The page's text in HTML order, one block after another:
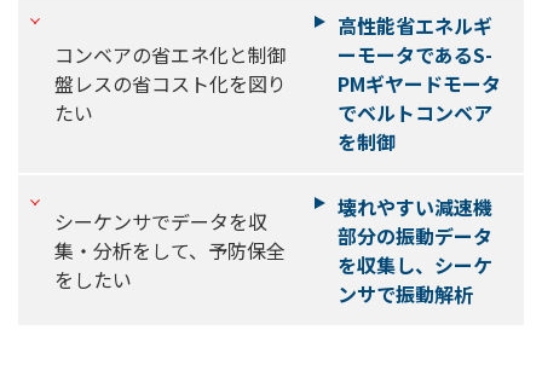
コンベアの省エネ化と制御
盤レスの省コスト化を図り
たい
高性能省エネルギ
ーモータであるS-
PMギヤードモータ
でベルトコンベア
を制御
シーケンサでデータを収
集・分析をして、予防保全
をしたい
壊れやすい減速機
部分の振動データ
を収集し、シーケ
ンサで振動解析